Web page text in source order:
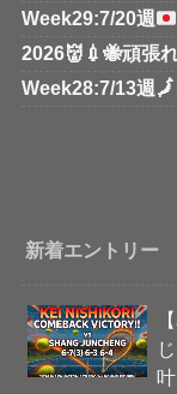
Week29:7/20週
2026👹💉🐝頑張
Week28:7/13週 🗾
新着エントリー